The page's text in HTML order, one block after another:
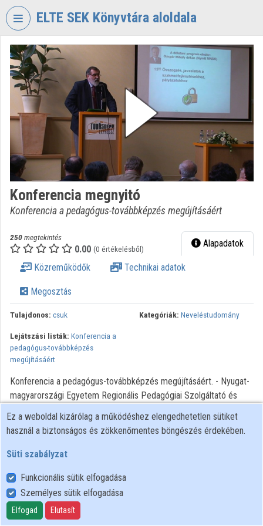
Fejléc kihagyása
ELTE SEK Könyvtára aloldala
VIDEOTORIUM
ELTE
EKL
SAVARIA
KÖNYVTÁR
ÉS
LEVÉLTÁR
Intézményi kezdőlap
Bejelentkezés
Kategóriák
Intézményi listák
Intézmények
Konferencia megnyitó
Konferencia a pedagógus-továbbképzés megújításáért
250megtekintés
0.00 (0 értékelésből) Alapadatok
Közreműködők Technikai adatok
Megosztás
Tulajdonos: csuk Kategóriák: Neveléstudomány
Lejátszási listák: Konferencia a
pedagógus-továbbképzés
megújításáért
Konferencia a pedagógus-továbbképzés megújításáért. - Nyugat-
magyarországi Egyetem Regionális Pedagógiai Szolgáltató és
Felhasználói szabályzat
Adatkezelési tájékoztató
Süti szabályzat
Ez a weboldal kizárólag a működéshez elengedhetetlen sütiket
használ a biztonságos és zökkenőmentes böngészés érdekében.
Süti szabályzat
Funkcionális sütik elfogadása
Személyes sütik elfogadása
Elfogad Elutasít